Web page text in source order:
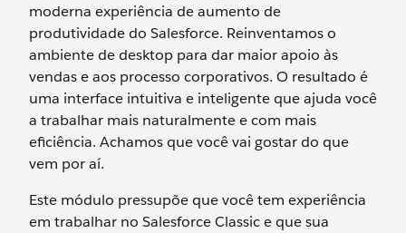
moderna experiência de aumento de
produtividade do Salesforce. Reinventamos o
ambiente de desktop para dar maior apoio às
vendas e aos processo corporativos. O resultado é
uma interface intuitiva e inteligente que ajuda você
a trabalhar mais naturalmente e com mais
eficiência. Achamos que você vai gostar do que
vem por aí.
Este módulo pressupõe que você tem experiência
em trabalhar no Salesforce Classic e que sua